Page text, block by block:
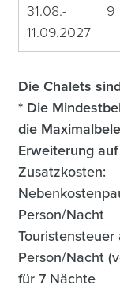
31.08.-
11.09.2027
9
Die Chalets
* Die
die
Erweiterung
Zusatzkosten:
Person/Nacht
Touristensteuer
Person/Nacht
für 7 Nächte